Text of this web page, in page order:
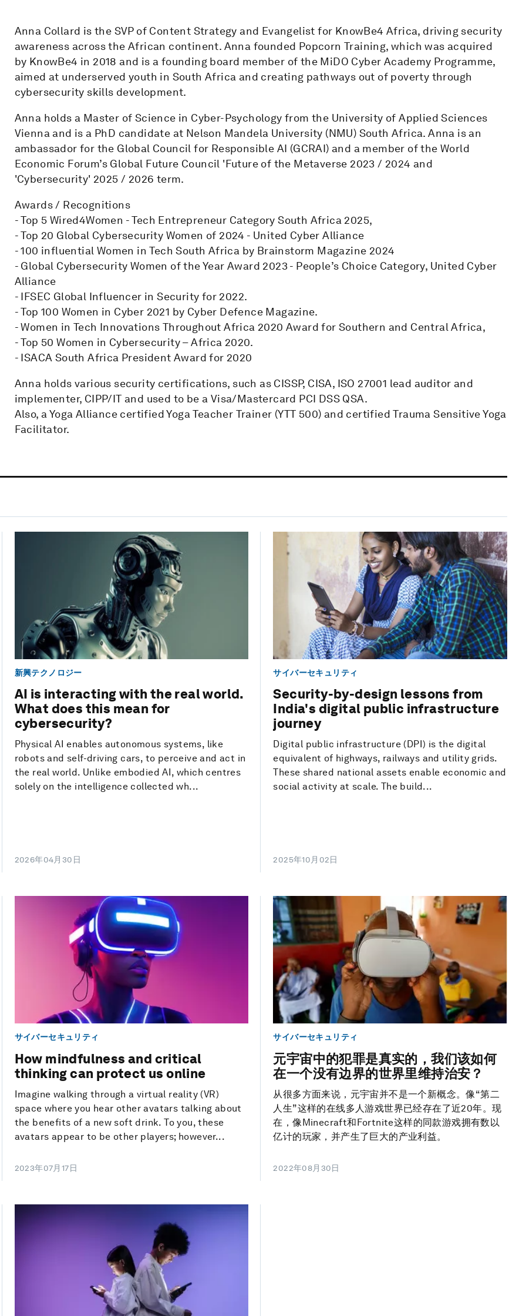
Anna Collard is the SVP of Content Strategy and Evangelist for KnowBe4 Africa, driving security
awareness across the African continent. Anna founded Popcorn Training, which was acquired
by KnowBe4 in 2018 and is a founding board member of the MiDO Cyber Academy Programme,
aimed at underserved youth in South Africa and creating pathways out of poverty through
cybersecurity skills development.
Anna holds a Master of Science in Cyber-Psychology from the University of Applied Sciences
Vienna and is a PhD candidate at Nelson Mandela University (NMU) South Africa. Anna is an
ambassador for the Global Council for Responsible AI (GCRAI) and a member of the World
Economic Forum’s Global Future Council 'Future of the Metaverse 2023 / 2024 and
'Cybersecurity' 2025 / 2026 term.
Awards / Recognitions
- Top 5 Wired4Women - Tech Entrepreneur Category South Africa 2025,
- Top 20 Global Cybersecurity Women of 2024 - United Cyber Alliance
- 100 influential Women in Tech South Africa by Brainstorm Magazine 2024
- Global Cybersecurity Women of the Year Award 2023 - People’s Choice Category, United Cyber
Alliance
- IFSEC Global Influencer in Security for 2022.
- Top 100 Women in Cyber 2021 by Cyber Defence Magazine.
- Women in Tech Innovations Throughout Africa 2020 Award for Southern and Central Africa,
- Top 50 Women in Cybersecurity – Africa 2020.
- ISACA South Africa President Award for 2020
Anna holds various security certifications, such as CISSP, CISA, ISO 27001 lead auditor and
implementer, CIPP/IT and used to be a Visa/Mastercard PCI DSS QSA.
Also, a Yoga Alliance certified Yoga Teacher Trainer (YTT 500) and certified Trauma Sensitive Yoga
Facilitator.
新興テクノロジー
AI is interacting with the real world.
What does this mean for
cybersecurity?
Physical AI enables autonomous systems, like
robots and self-driving cars, to perceive and act in
the real world. Unlike embodied AI, which centres
solely on the intelligence collected wh...
2026年04月30日
サイバーセキュリティ
Security-by-design lessons from
India's digital public infrastructure
journey
Digital public infrastructure (DPI) is the digital
equivalent of highways, railways and utility grids.
These shared national assets enable economic and
social activity at scale. The build...
2025年10月02日
サイバーセキュリティ
How mindfulness and critical
thinking can protect us online
Imagine walking through a virtual reality (VR)
space where you hear other avatars talking about
the benefits of a new soft drink. To you, these
avatars appear to be other players; however...
2023年07月17日
サイバーセキュリティ
元宇宙中的犯罪是真实的，我们该如何
在一个没有边界的世界里维持治安？
从很多方面来说，元宇宙并不是一个新概念。像“第二
人生”这样的在线多人游戏世界已经存在了近20年。现
在，像Minecraft和Fortnite这样的同款游戏拥有数以
亿计的玩家，并产生了巨大的产业利益。
2022年08月30日